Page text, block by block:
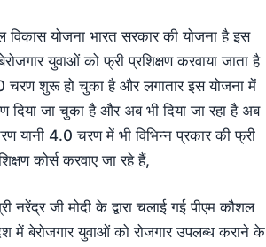
विकास योजना भारत सरकार की योजना है इस
युवाओं को फ्री प्रशिक्षण करवाया जाता है
चरण शुरू हो चुका है और लगातार इस योजना में
दिया जा चुका है और अब भी दिया जा रहा है अब
यानी 4.0 चरण में भी विभिन्न प्रकार की फ्री
कोर्स करवाए जा रहे हैं,
नरेंद्र जी मोदी के द्वारा चलाई गई पीएम कौशल
में बेरोजगार युवाओं को रोजगार उपलब्ध कराने के